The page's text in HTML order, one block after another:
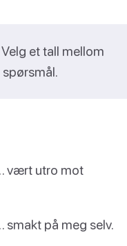
et tall mellom
vært utro mot
smakt på meg selv.